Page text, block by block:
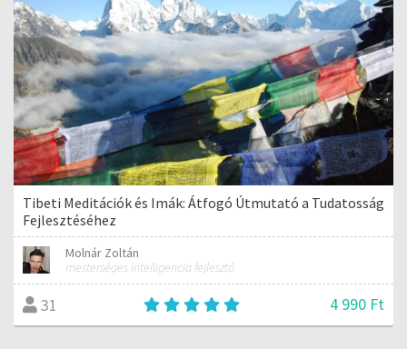
Tibeti Meditációk és Imák: Átfogó Útmutató a Tudatosság
Fejlesztéséhez
Molnár Zoltán
mesterséges intelligencia fejlesztő
31 4 990 Ft